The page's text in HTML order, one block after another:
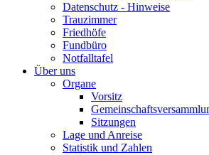
Datenschutz - Hinweise
Trauzimmer
Friedhöfe
Fundbüro
Notfalltafel
Über uns
Organe
Vorsitz
Sitzungen
Lage und Anreise
Statistik und Zahlen